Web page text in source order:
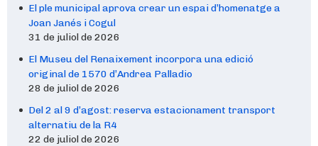
El ple municipal aprova crear un espai d’homenatge a
Joan Janés i Cogul
31 de juliol de 2026
El Museu del Renaixement incorpora una edició
original de 1570 d’Andrea Palladio
28 de juliol de 2026
Del 2 al 9 d’agost: reserva estacionament transport
alternatiu de la R4
22 de juliol de 2026